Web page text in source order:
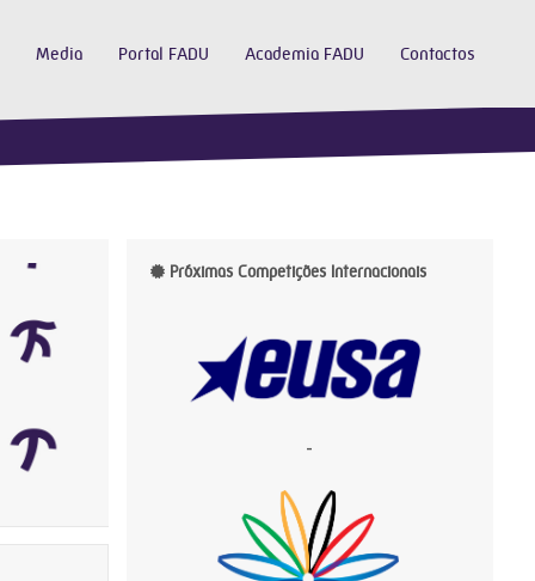
Media Portal FADU Academia FADU Contactos
Próximas Competições Internacionais
-